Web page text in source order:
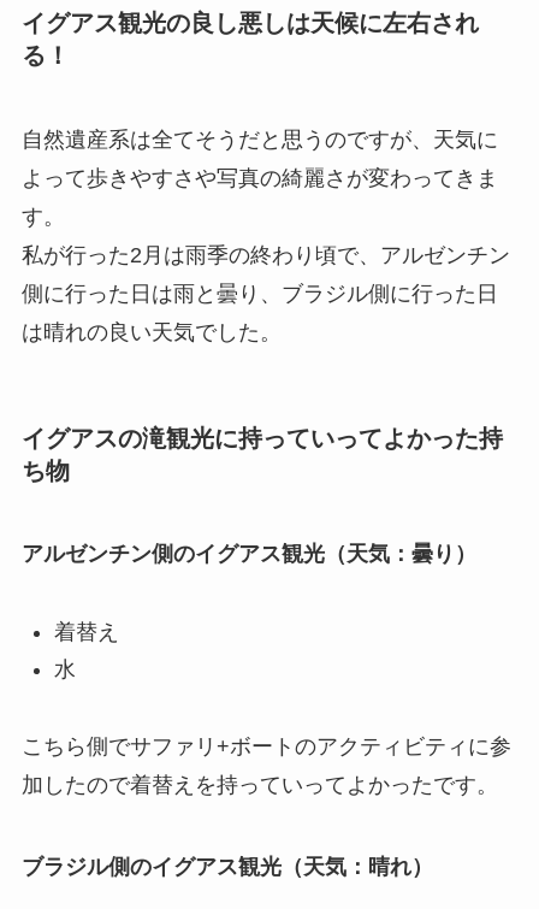
イグアス観光の良し悪しは天候に左右され
る！
自然遺産系は全てそうだと思うのですが、天気に
よって歩きやすさや写真の綺麗さが変わってきま
す。
私が行った2月は雨季の終わり頃で、アルゼンチン
側に行った日は雨と曇り、ブラジル側に行った日
は晴れの良い天気でした。
イグアスの滝観光に持っていってよかった持
ち物
アルゼンチン側のイグアス観光（天気：曇り）
着替え
水
こちら側でサファリ+ボートのアクティビティに参
加したので着替えを持っていってよかったです。
ブラジル側のイグアス観光（天気：晴れ）